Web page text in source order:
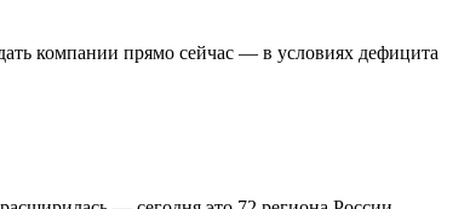
компании прямо сейчас — в условиях дефицита